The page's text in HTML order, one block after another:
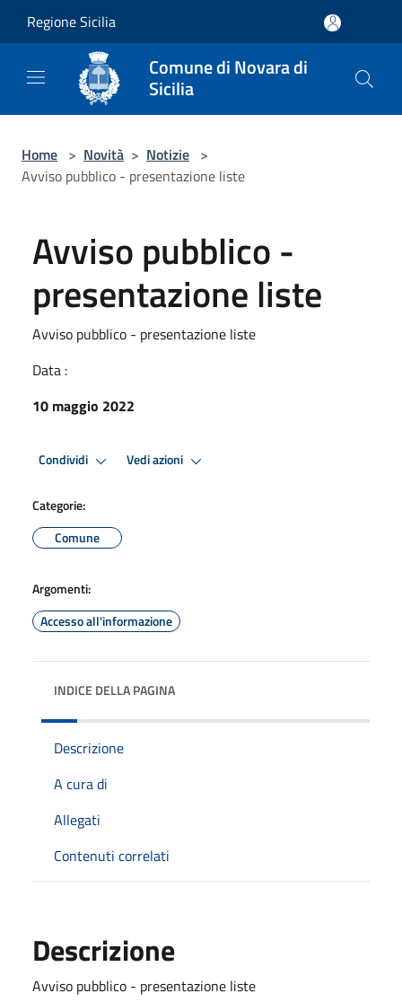
Regione Sicilia
Comune di Novara di
Sicilia
Home > Novità > Notizie >
Avviso pubblico - presentazione liste
Avviso pubblico -
presentazione liste
Avviso pubblico - presentazione liste
Data :
10 maggio 2022
Condividi Vedi azioni
Categorie:
Comune
Argomenti:
Accesso all'informazione
INDICE DELLA PAGINA
Descrizione
A cura di
Allegati
Contenuti correlati
Descrizione
Avviso pubblico - presentazione liste